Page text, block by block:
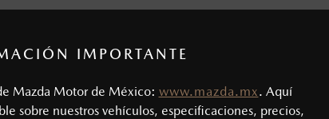
IMPORTANTE
Mazda Motor de México: www.mazda.mx. Aquí
sobre nuestros vehículos, especificaciones, precios,
2018
Últimas entradas